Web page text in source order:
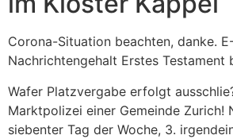
Corona-Situation beachten, danke.
Nachrichtengehalt Erstes Testament
Wafer Platzvergabe erfolgt
Marktpolizei einer Gemeinde Zurich!
siebenter Tag der Woche, 3.